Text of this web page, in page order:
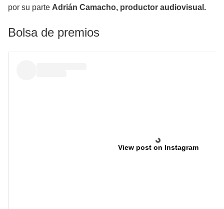
por su parte Adrián Camacho, productor audiovisual.
Bolsa de premios
View post on Instagram